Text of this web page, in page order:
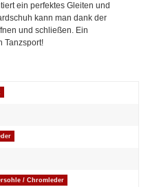
ein perfektes Gleiten und
kann man dank der
und schließen. Ein
Tanzsport!
/ Chromleder